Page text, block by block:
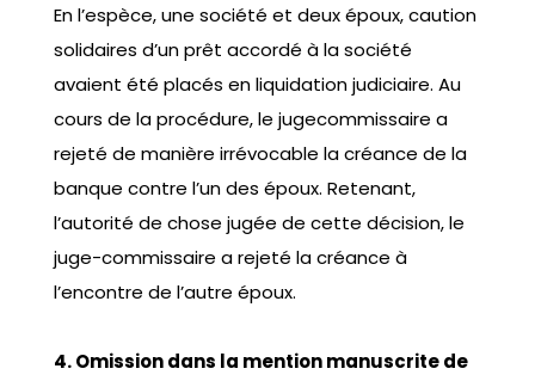
En l’espèce, une société et deux époux, caution
solidaires d’un prêt accordé à la société
avaient été placés en liquidation judiciaire. Au
cours de la procédure, le jugecommissaire a
rejeté de manière irrévocable la créance de la
banque contre l’un des époux. Retenant,
l’autorité de chose jugée de cette décision, le
juge-commissaire a rejeté la créance à
l’encontre de l’autre époux.
4. Omission dans la mention manuscrite de